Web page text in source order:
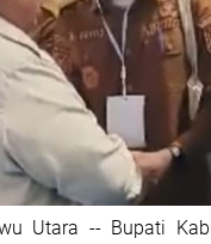
Utara -- Bupati